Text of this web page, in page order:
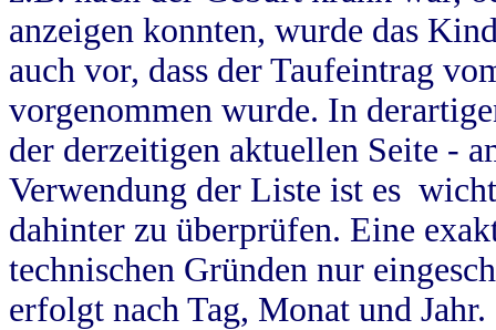
anzeigen konnten, wurde das
auch vor, dass der Taufeintrag
vorgenommen wurde. In
der derzeitigen aktuellen Seite -
Verwendung der Liste ist es
dahinter zu überprüfen. Eine
technischen Gründen nur
erfolgt nach Tag, Monat und Jahr.